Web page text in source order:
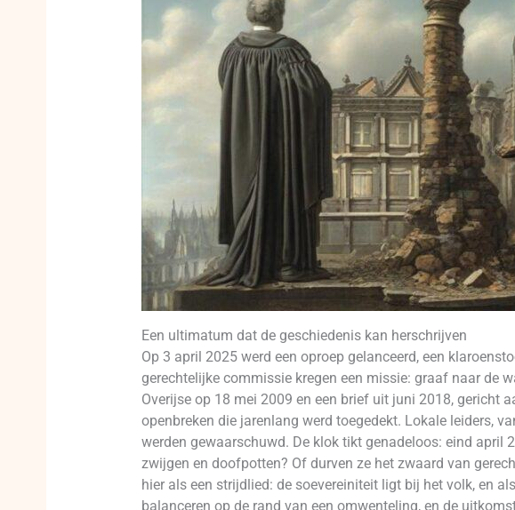
Een ultimatum dat de geschiedenis kan herschrijven
Op 3 april 2025 werd een oproep gelanceerd, een
gerechtelijke commissie kregen een missie: graaf naar de
Overijse op 18 mei 2009 en een brief uit juni 2018, gericht
openbreken die jarenlang werd toegedekt. Lokale leiders,
werden gewaarschuwd. De klok tikt genadeloos: eind april
zwijgen en doofpotten? Of durven ze het zwaard van
hier als een strijdlied: de soevereiniteit ligt bij het volk, en
balanceren op de rand van een omwenteling, en de